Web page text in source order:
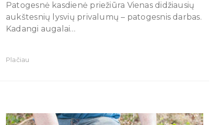
Patogesnė kasdienė priežiūra Vienas didžiausių
aukštesnių lysvių privalumų – patogesnis darbas.
Kadangi augalai…
Plačiau